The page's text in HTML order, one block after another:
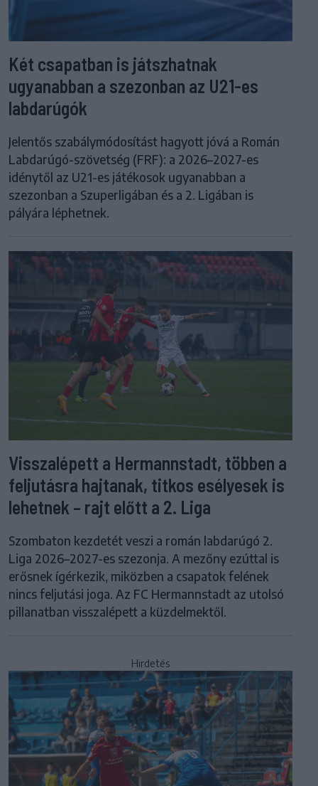
Két csapatban is játszhatnak
ugyanabban a szezonban az U21-es
labdarúgók
Jelentős szabálymódosítást hagyott jóvá a Román
Labdarúgó-szövetség (FRF): a 2026–2027-es
idénytől az U21-es játékosok ugyanabban a
szezonban a Szuperligában és a 2. Ligában is
pályára léphetnek.
Visszalépett a Hermannstadt, többen a
feljutásra hajtanak, titkos esélyesek is
lehetnek – rajt előtt a 2. Liga
Szombaton kezdetét veszi a román labdarúgó 2.
Liga 2026–2027-es szezonja. A mezőny ezúttal is
erősnek ígérkezik, miközben a csapatok felének
nincs feljutási joga. Az FC Hermannstadt az utolsó
pillanatban visszalépett a küzdelmektől.
Hirdetés